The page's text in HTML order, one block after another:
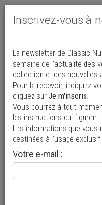
Annonce actualisée le 04/
Porsche 964 Carrera
67 900 €
1990 Cabriolet / roadster
Inscrivez-vous à
La newsletter de Classic
semaine de l’actualité des
collection et des nouvelles
Pour la recevoir, indiquez
cliquez sur Je m'inscris.
Vous pourrez à tout
les instructions qui figurent
Les informations que
destinées à l’usage
Votre e-mail :